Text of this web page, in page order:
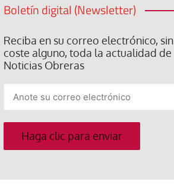
Boletín digital (Newsletter)
Reciba en su correo electrónico, sin
coste alguno, toda la actualidad de
Noticias Obreras
su
correo
electrónico
Haga clic para enviar